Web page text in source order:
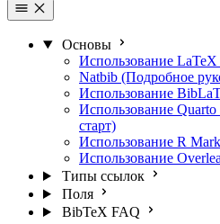
Основы
Использование
Natbib (Подробное
Использование
Использование
старт)
Использование R
Использование
Типы ссылок
Поля
BibTeX FAQ